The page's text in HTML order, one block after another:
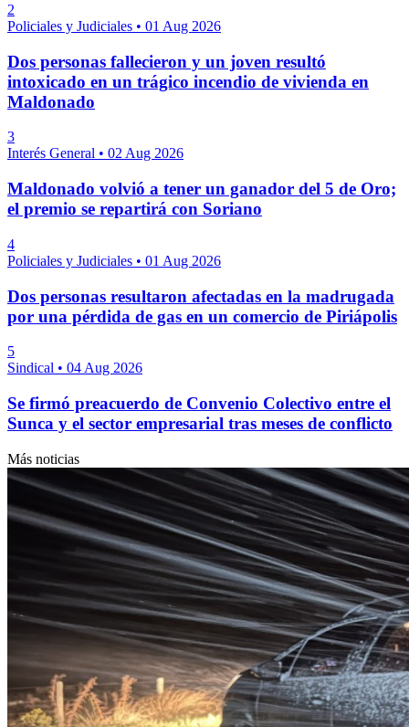
2
Policiales y Judiciales • 01 Aug 2026
Dos personas fallecieron y un joven resultó
intoxicado en un trágico incendio de vivienda en
Maldonado
3
Interés General • 02 Aug 2026
Maldonado volvió a tener un ganador del 5 de Oro;
el premio se repartirá con Soriano
4
Policiales y Judiciales • 01 Aug 2026
Dos personas resultaron afectadas en la madrugada
por una pérdida de gas en un comercio de Piriápolis
5
Sindical • 04 Aug 2026
Se firmó preacuerdo de Convenio Colectivo entre el
Sunca y el sector empresarial tras meses de conflicto
Más noticias